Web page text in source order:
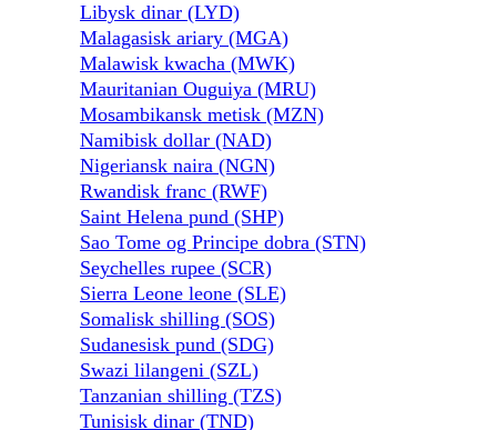
Libysk dinar (LYD)
Malagasisk ariary (MGA)
Malawisk kwacha (MWK)
Mauritanian Ouguiya (MRU)
Mosambikansk metisk (MZN)
Namibisk dollar (NAD)
Nigeriansk naira (NGN)
Rwandisk franc (RWF)
Saint Helena pund (SHP)
Sao Tome og Principe dobra (STN)
Seychelles rupee (SCR)
Sierra Leone leone (SLE)
Somalisk shilling (SOS)
Sudanesisk pund (SDG)
Swazi lilangeni (SZL)
Tanzanian shilling (TZS)
Tunisisk dinar (TND)